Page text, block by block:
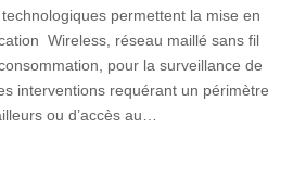
permettent la mise en
Wireless, réseau maillé sans fil
pour la surveillance de
interventions requérant un périmètre
ou d’accès au…